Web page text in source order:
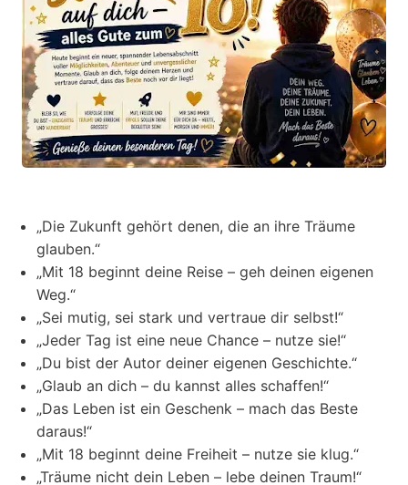
„Die Zukunft gehört denen, die an ihre Träume
glauben.“
„Mit 18 beginnt deine Reise – geh deinen eigenen
Weg.“
„Sei mutig, sei stark und vertraue dir selbst!“
„Jeder Tag ist eine neue Chance – nutze sie!“
„Du bist der Autor deiner eigenen Geschichte.“
„Glaub an dich – du kannst alles schaffen!“
„Das Leben ist ein Geschenk – mach das Beste
daraus!“
„Mit 18 beginnt deine Freiheit – nutze sie klug.“
„Träume nicht dein Leben – lebe deinen Traum!“